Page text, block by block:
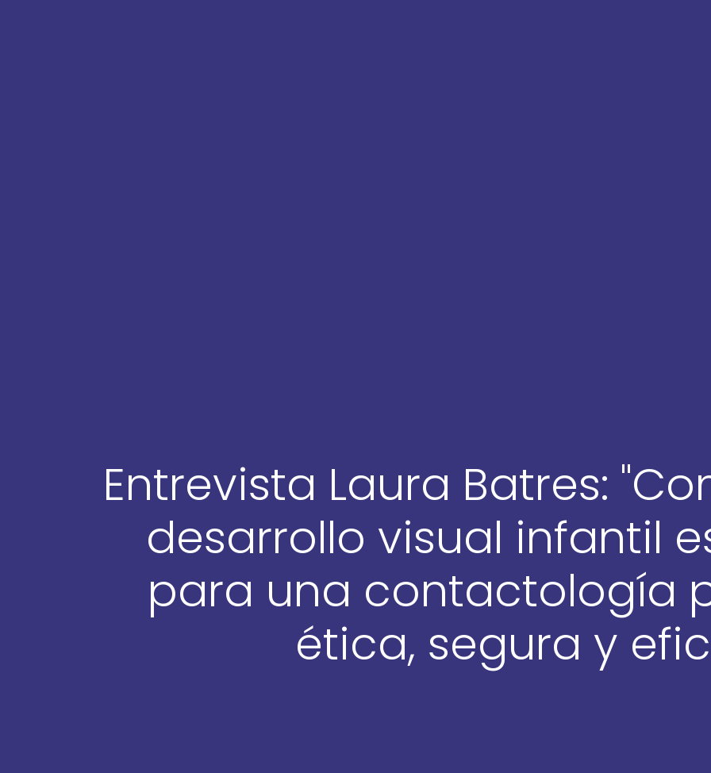
Entrevista Laura Batres:
desarrollo visual infantil
para una contactología
ética, segura y